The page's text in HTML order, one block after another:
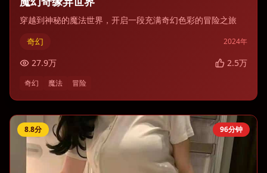
穿越到神秘的魔法世界，开启一段充满奇幻色彩的冒险之旅
奇幻
2024年
27.9万 2.5万
奇幻 魔法 冒险
96分钟
8.8分